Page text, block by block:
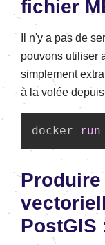
fichier
Il n'y a pas de
pouvons utiliser
simplement
à la volée
docker run
PostGIS